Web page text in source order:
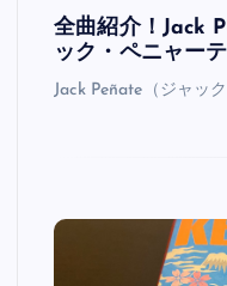
全曲紹介！Jack
ック・ペニャー
Jack Peñate（ジャッ